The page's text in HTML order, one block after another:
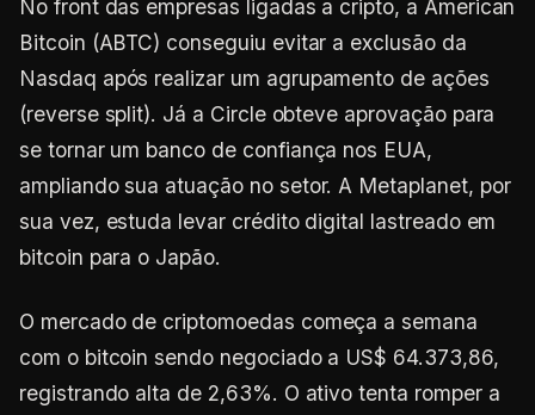
No front das empresas ligadas a cripto, a American
Bitcoin (ABTC) conseguiu evitar a exclusão da
Nasdaq após realizar um agrupamento de ações
(reverse split). Já a Circle obteve aprovação para
se tornar um banco de confiança nos EUA,
ampliando sua atuação no setor. A Metaplanet, por
sua vez, estuda levar crédito digital lastreado em
bitcoin para o Japão.
O mercado de criptomoedas começa a semana
com o bitcoin sendo negociado a US$ 64.373,86,
registrando alta de 2,63%. O ativo tenta romper a